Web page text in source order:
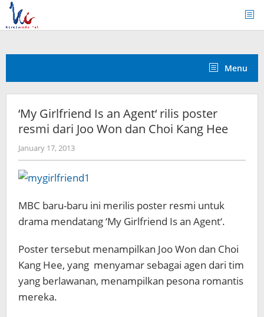
Skip
content
Menu
‘My Girlfriend Is an Agent‘ rilis poster
resmi dari Joo Won dan Choi Kang Hee
January 17, 2013by
Koreanindo
MBC baru-baru ini merilis poster resmi untuk
drama mendatang ‘My Girlfriend Is an Agent‘.
Poster tersebut menampilkan Joo Won dan Choi
Kang Hee, yang menyamar sebagai agen dari tim
yang berlawanan, menampilkan pesona romantis
mereka.